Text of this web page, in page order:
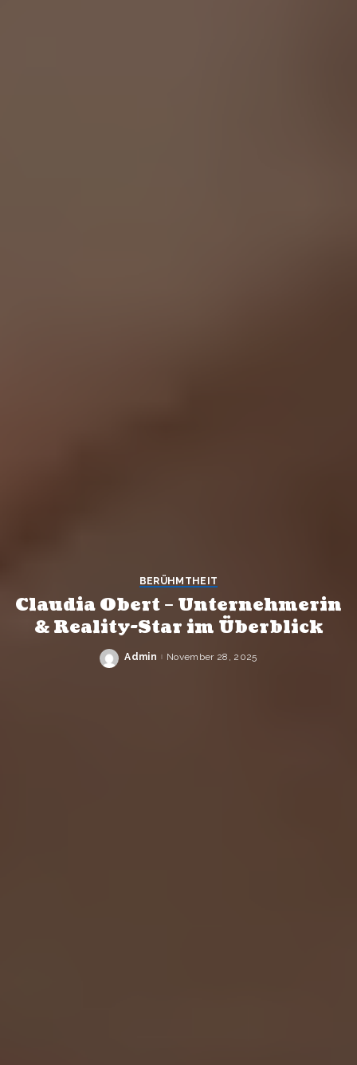
BERÜHMTHEIT
Claudia Obert – Unternehmerin
& Reality-Star im Überblick
Posted
Admin November 28, 2025